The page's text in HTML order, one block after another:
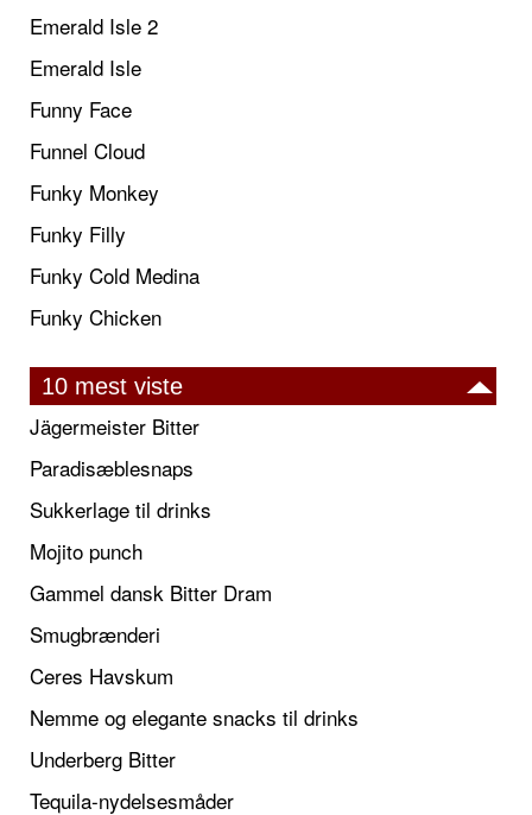
Emerald Isle 2
Emerald Isle
Funny Face
Funnel Cloud
Funky Monkey
Funky Filly
Funky Cold Medina
Funky Chicken
10 mest viste
Jägermeister Bitter
Paradisæblesnaps
Sukkerlage til drinks
Mojito punch
Gammel dansk Bitter Dram
Smugbrænderi
Ceres Havskum
Nemme og elegante snacks til drinks
Underberg Bitter
Tequila-nydelsesmåder